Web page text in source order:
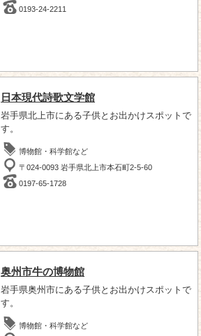
0193-24-2211
日本現代詩歌文学館
岩手県北上市にある子供とお出かけスポットで
す。
博物館・科学館など
〒024-0093 岩手県北上市本石町2-5-60
0197-65-1728
奥州市牛の博物館
岩手県奥州市にある子供とお出かけスポットで
す。
博物館・科学館など